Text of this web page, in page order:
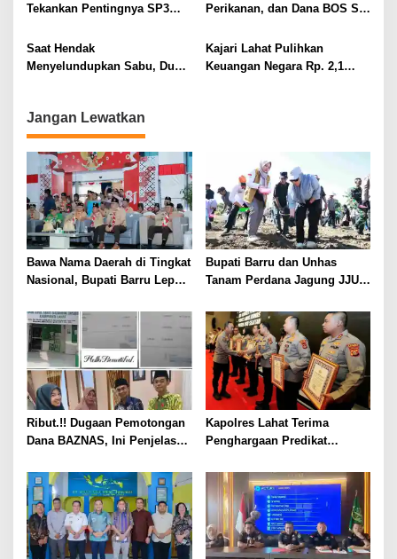
Tekankan Pentingnya SP3
Perikanan, dan Dana BOS SD
Terus Dipertajam Kajari Lahat
Saat Hendak
Menyelundupkan Sabu, Dua
Kajari Lahat Pulihkan
Keuangan Negara Rp. 2,1
Jangan Lewatkan
Bawa Nama Daerah di Tingkat
Nasional, Bupati Barru Lepas
XII
Bupati Barru dan Unhas
Tanam Perdana Jagung JJUH,
dan Kesejahteraan Petani
Ribut.!! Dugaan Pemotongan
Dana BAZNAS, Ini Penjelasan
Kapolres Lahat Terima
Penghargaan Predikat
Sumsel Tahun 2026